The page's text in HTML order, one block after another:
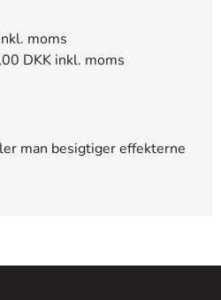
moms
DKK inkl. moms
man besigtiger effekterne